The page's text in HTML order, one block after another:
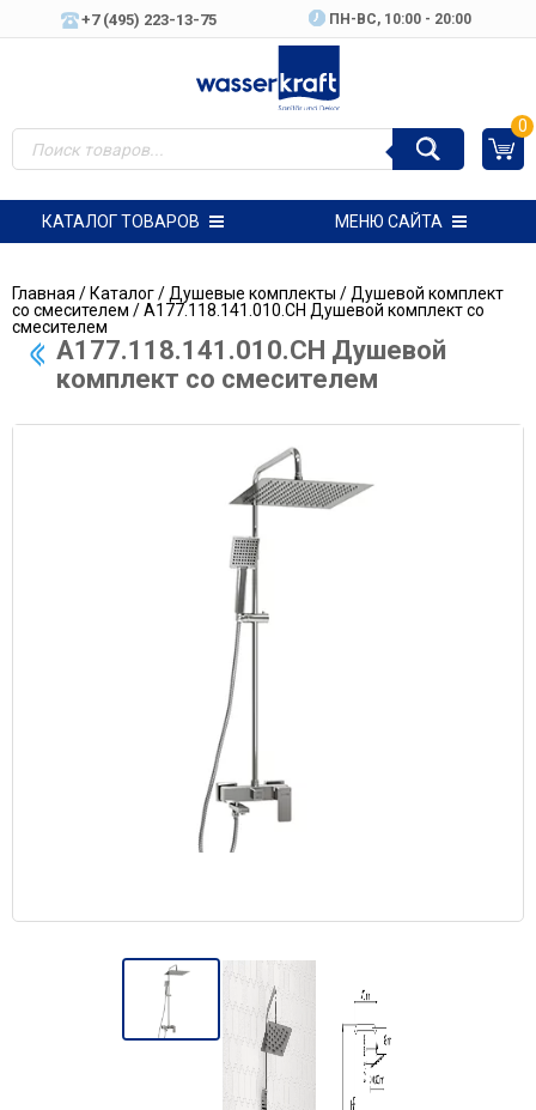
+7 (495) 223-13-75 ПН-ВC, 10:00 - 20:00
0
КАТАЛОГ ТОВАРОВ МЕНЮ САЙТА
Главная /Каталог/ Душевые комплекты / Душевой комплект
со смесителем / A177.118.141.010.CH Душевой комплект со
смесителем
A177.118.141.010.CH Душевой
комплект со смесителем